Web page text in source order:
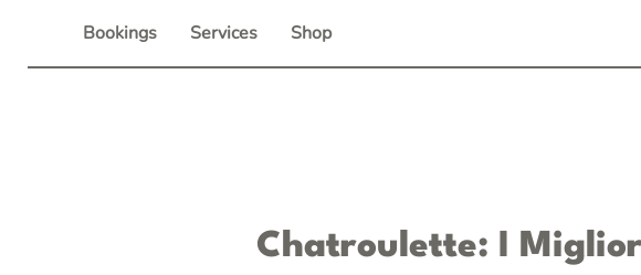
content
Bookings Services Shop
Chatroulette: I
Post
navigation